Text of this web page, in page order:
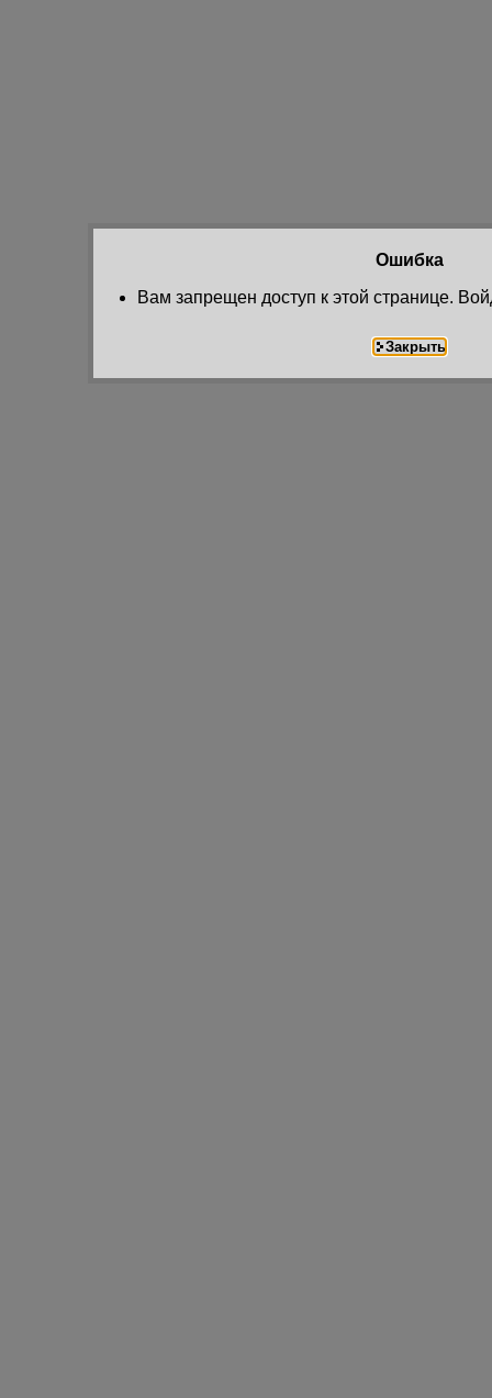
Ошибка
Вам запрещен доступ к этой странице.